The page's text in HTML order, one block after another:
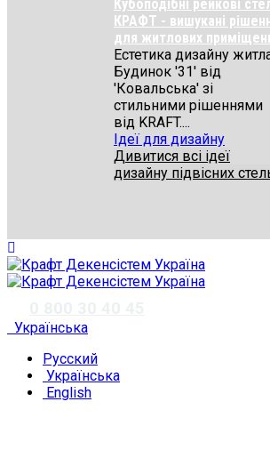
Кубоподібні рейкові
КРАФТ - вишукані
для житлових
Естетика дизайну
Будинок '31' від
'Ковальська' зі
стильними рішеннями
від KRAFT....
Ідеї для дизайну
Дивитися всі ідеї
дизайну підвісних
Українська
Русский
Українська
English